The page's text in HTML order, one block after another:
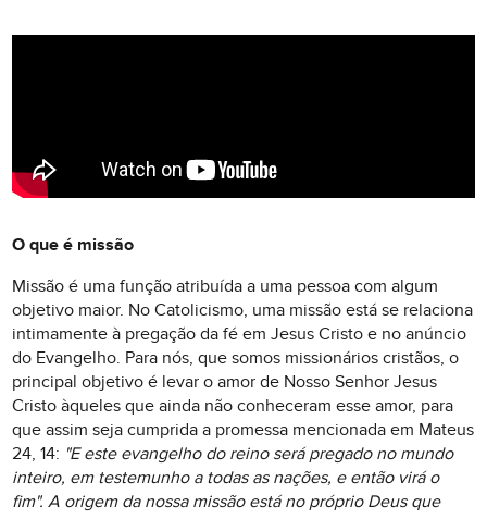
O que é missão
Missão é uma função atribuída a uma pessoa com algum
objetivo maior. No Catolicismo, uma missão está se relaciona
intimamente à pregação da fé em Jesus Cristo e no anúncio
do Evangelho. Para nós, que somos missionários cristãos, o
principal objetivo é levar o amor de Nosso Senhor Jesus
Cristo àqueles que ainda não conheceram esse amor, para
que assim seja cumprida a promessa mencionada em Mateus
24, 14: "E este evangelho do reino será pregado no mundo
inteiro, em testemunho a todas as nações, e então virá o
fim". A origem da nossa missão está no próprio Deus que